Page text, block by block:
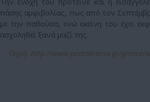
πάσης αμφιβολίας, πως από τον
με την παθούσα, ενώ εκείνη του έχει
ασχοληθεί ξανά μαζί της.
Πηγή: http://www.protothema.gr/greece/